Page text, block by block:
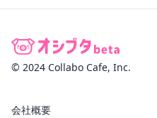
© 2024 Collabo Cafe, Inc.
会社概要